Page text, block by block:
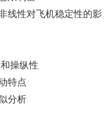
性对飞机稳定性的影
操纵性
特点
分析